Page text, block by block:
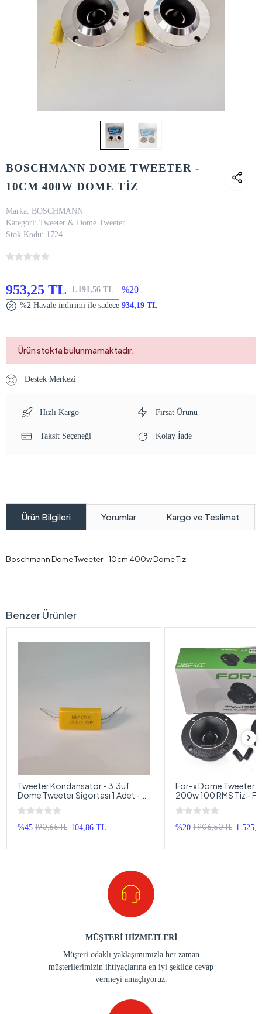
BOSCHMANN DOME TWEETER -
10CM 400W DOME TİZ
Marka: BOSCHMANN
Kategori: Tweeter & Dome Tweeter
Stok Kodu: 1724
953,25 TL 1.191,56 TL %20
%2 Havale indirimi ile sadece 934,19 TL
Ürün stokta bulunmamaktadır.
Destek Merkezi
Hızlı Kargo Fırsat Ürünü
Taksit Seçeneği Kolay İade
Ürün Bilgileri Yorumlar Kargo ve Teslimat
Boschmann Dome Tweeter - 10cm 400w Dome Tiz
Benzer Ürünler
Tweeter Kondansatör - 3.3uf
Dome Tweeter Sigortası 1 Adet -
Bütün Markalarla Uyumlu
%45 190,65 TL 104,86 TL
For-x Dome Tweeter
200w 100 RMS Tiz -
10cm Dome Tweeter
%20 1.906,50 TL
MÜŞTERİ HİZMETLERİ
Müşteri odaklı yaklaşımımızla her zaman
müşterilerimizin ihtiyaçlarına en iyi şekilde cevap
vermeyi amaçlıyoruz.